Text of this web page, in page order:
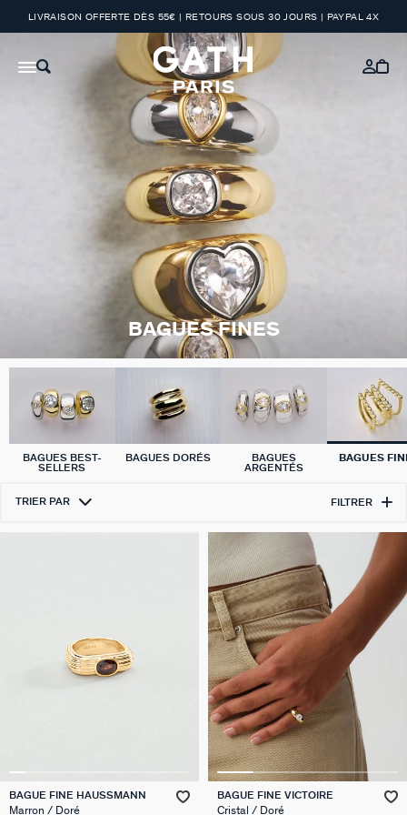
LIVRAISON OFFERTE DÈS 55€ | RETOURS SOUS 30 JOURS | PAYPAL 4X
BAGUES FINES
BAGUES BEST-
SELLERS
BAGUES DORÉS
BAGUES
ARGENTÉS
BAGUES
TRIER PAR FILTRER
BAGUE FINE HAUSSMANN
Marron / Doré
BAGUE FINE VICTOIRE
Cristal / Doré